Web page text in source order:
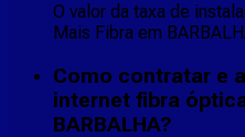
O valor da taxa de
Mais Fibra em
Como contratar e
internet fibra
BARBALHA?